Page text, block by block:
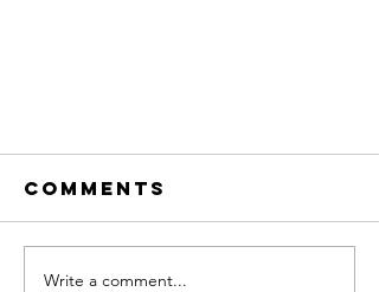
Comments
Write a comment...